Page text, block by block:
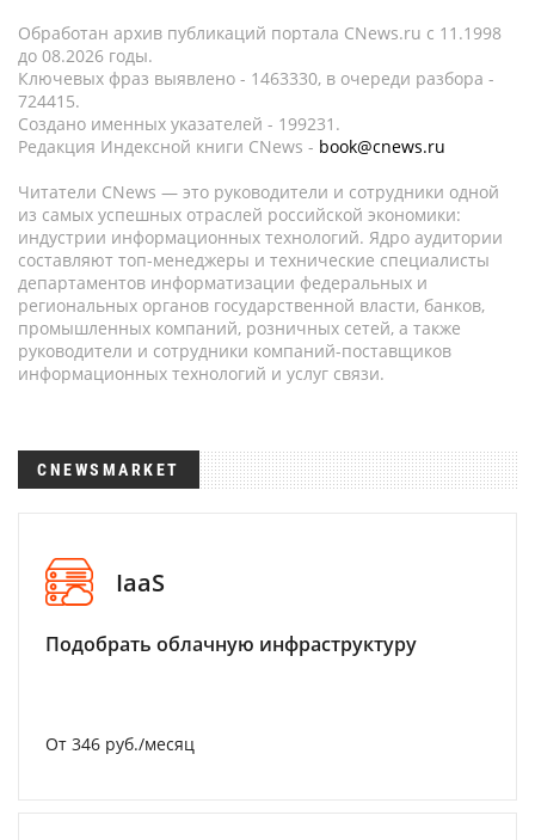
Обработан архив публикаций портала CNews.ru c 11.1998
до 08.2026 годы.
Ключевых фраз выявлено - 1463330, в очереди разбора -
724415.
Создано именных указателей - 199231.
Редакция Индексной книги CNews - book@cnews.ru
Читатели CNews — это руководители и сотрудники одной
из самых успешных отраслей российской экономики:
индустрии информационных технологий. Ядро аудитории
составляют топ-менеджеры и технические специалисты
департаментов информатизации федеральных и
региональных органов государственной власти, банков,
промышленных компаний, розничных сетей, а также
руководители и сотрудники компаний-поставщиков
информационных технологий и услуг связи.
CNEWSMARKET
IaaS
Подобрать облачную инфраструктуру
От 346 руб./месяц